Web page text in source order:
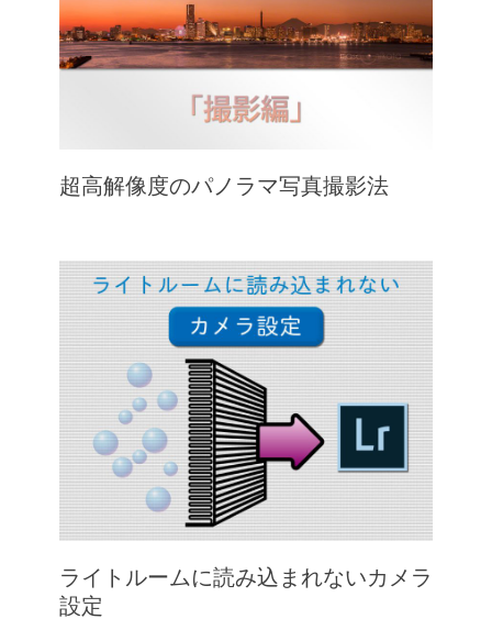
超高解像度のパノラマ写真撮影法
ライトルームに読み込まれないカメラ
設定